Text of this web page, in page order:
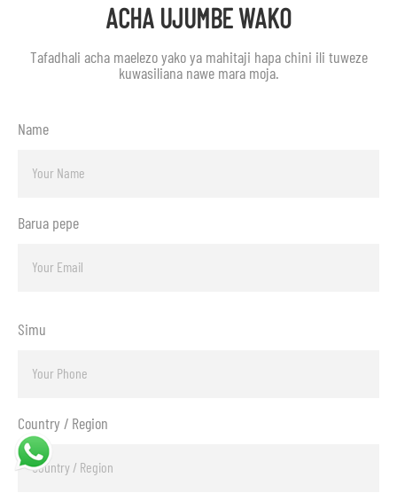
ACHA UJUMBE WAKO
Tafadhali acha maelezo yako ya mahitaji hapa chini ili tuweze
kuwasiliana nawe mara moja.
Name
Barua pepe
Simu
Country / Region